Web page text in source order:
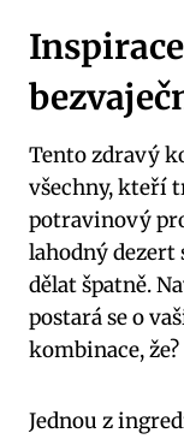
Tento zdravý
všechny, kteří
potravinový
lahodný dezert
dělat špatně.
postará se o
kombinace, že?
Jednou z